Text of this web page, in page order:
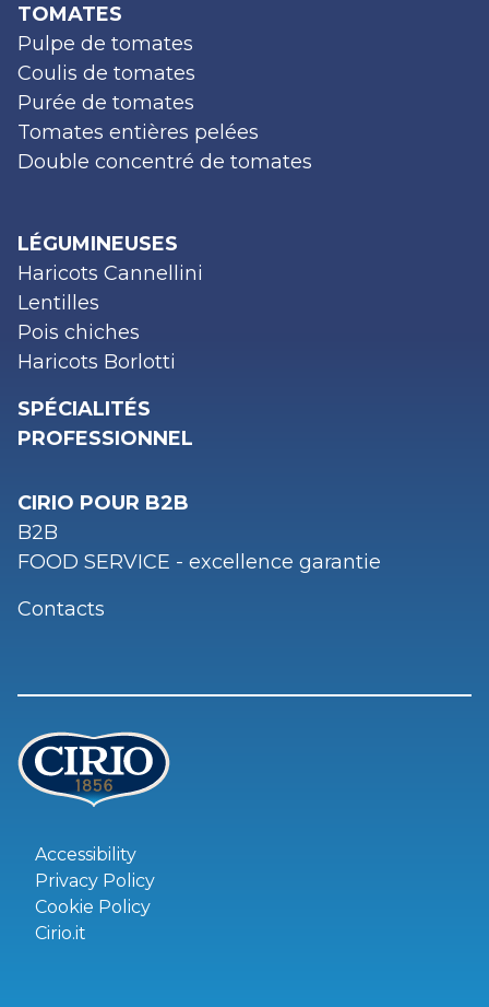
TOMATES
Pulpe de tomates
Coulis de tomates
Purée de tomates
Tomates entières pelées
Double concentré de tomates
LÉGUMINEUSES
Haricots Cannellini
Lentilles
Pois chiches
Haricots Borlotti
SPÉCIALITÉS
PROFESSIONNEL
CIRIO POUR B2B
B2B
FOOD SERVICE - excellence garantie
Contacts
Accessibility
Privacy Policy
Cookie Policy
Cirio.it